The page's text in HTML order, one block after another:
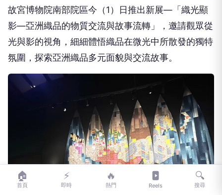
故宮博物院南部院區今（1）日推出新展—「織光顯
影—亞洲織品的物質交流與故事流轉」，邀請觀眾從
光與影的視角，細細體悟織品在微光中所散發的獨特
氛圍，探索亞洲織品多元面貌與交流故事。
🏠
首頁
⚡
即時
🔥
熱門 Reels
🔍
搜尋